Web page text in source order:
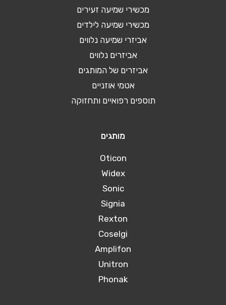
מכשירי שמיעה זעירים
מכשירי שמיעה לילדים
אביזרי שמיעה נלווים
אביזרים נלווים
אביזרים של המותגים
אטמי אוזניים
תוספים רפואיים ותחזוקה
מותגים
Oticon
Widex
Sonic
Signia
Rexton
Coselgi
Amplifon
Unitron
Phonak